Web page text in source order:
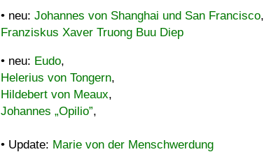
• neu: Johannes von Shanghai und San Francisco,
Franziskus Xaver Truong Buu Diep
• neu: Eudo,
Helerius von Tongern,
Hildebert von Meaux,
Johannes „Opilio”,
• Update: Marie von der Menschwerdung